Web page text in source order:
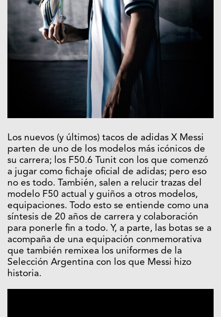
Los nuevos (y últimos) tacos de adidas X Messi
parten de uno de los modelos más icónicos de
su carrera; los F50.6 Tunit con los que comenzó
a jugar como fichaje oficial de adidas; pero eso
no es todo. También, salen a relucir trazas del
modelo F50 actual y guiños a otros modelos,
equipaciones. Todo esto se entiende como una
síntesis de 20 años de carrera y colaboración
para ponerle fin a todo. Y, a parte, las botas se a
acompaña de una equipación conmemorativa
que también remixea los uniformes de la
Selección Argentina con los que Messi hizo
historia.